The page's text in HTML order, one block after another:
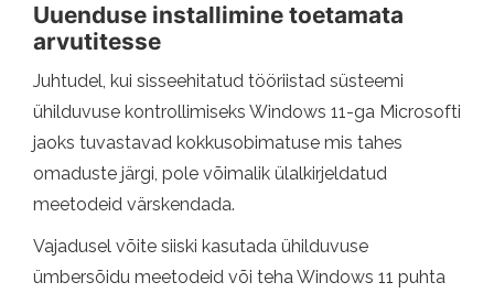
Uuenduse installimine toetamata
arvutitesse
Juhtudel, kui sisseehitatud tööriistad süsteemi
ühilduvuse kontrollimiseks Windows 11-ga Microsofti
jaoks tuvastavad kokkusobimatuse mis tahes
omaduste järgi, pole võimalik ülalkirjeldatud
meetodeid värskendada.
Vajadusel võite siiski kasutada ühilduvuse
ümbersõidu meetodeid või teha Windows 11 puhta